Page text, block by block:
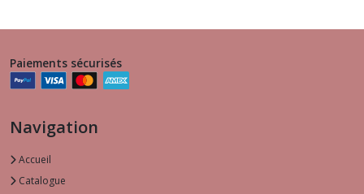
Paiements sécurisés
Navigation
Accueil
Catalogue